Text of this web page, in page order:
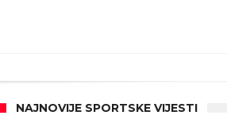
NAJNOVIJE SPORTSKE VIJESTI